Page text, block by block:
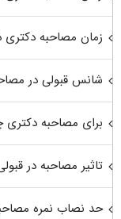
زمان مصاحبه دکتری
شانس قبولی در
برای مصاحبه دکتری
تاثیر مصاحبه در
حد نصاب نمره